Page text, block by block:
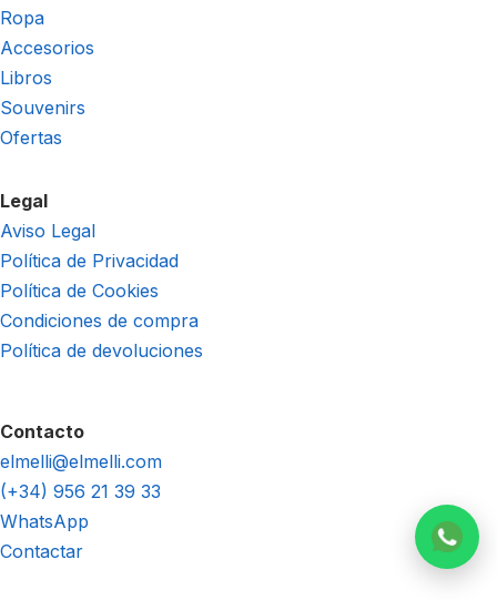
Ropa
Accesorios
Libros
Souvenirs
Ofertas
Legal
Aviso Legal
Política de Privacidad
Política de Cookies
Condiciones de compra
Política de devoluciones
Contacto
elmelli@elmelli.com
(+34) 956 21 39 33
WhatsApp
Contactar